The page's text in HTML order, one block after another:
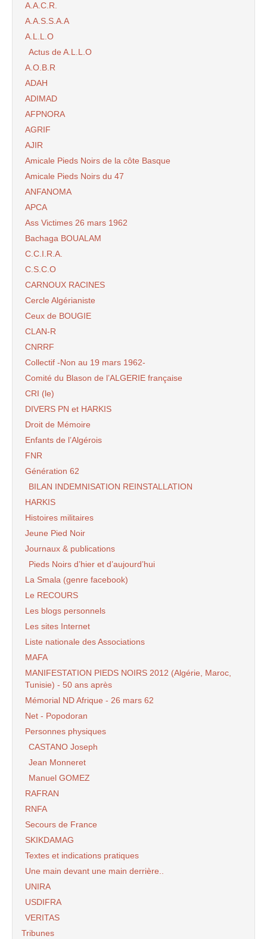
A.A.C.R.
A.A.S.S.A.A
A.L.L.O
Actus de A.L.L.O
A.O.B.R
ADAH
ADIMAD
AFPNORA
AGRIF
AJIR
Amicale Pieds Noirs de la côte Basque
Amicale Pieds Noirs du 47
ANFANOMA
APCA
Ass Victimes 26 mars 1962
Bachaga BOUALAM
C.C.I.R.A.
C.S.C.O
CARNOUX RACINES
Cercle Algérianiste
Ceux de BOUGIE
CLAN-R
CNRRF
Collectif -Non au 19 mars 1962-
Comité du Blason de l’ALGERIE française
CRI (le)
DIVERS PN et HARKIS
Droit de Mémoire
Enfants de l’Algérois
FNR
Génération 62
BILAN INDEMNISATION REINSTALLATION
HARKIS
Histoires militaires
Jeune Pied Noir
Journaux & publications
Pieds Noirs d’hier et d’aujourd’hui
La Smala (genre facebook)
Le RECOURS
Les blogs personnels
Les sites Internet
Liste nationale des Associations
MAFA
MANIFESTATION PIEDS NOIRS 2012 (Algérie, Maroc,
Tunisie) - 50 ans après
Mémorial ND Afrique - 26 mars 62
Net - Popodoran
Personnes physiques
CASTANO Joseph
Jean Monneret
Manuel GOMEZ
RAFRAN
RNFA
Secours de France
SKIKDAMAG
Textes et indications pratiques
Une main devant une main derrière..
UNIRA
USDIFRA
VERITAS
Tribunes